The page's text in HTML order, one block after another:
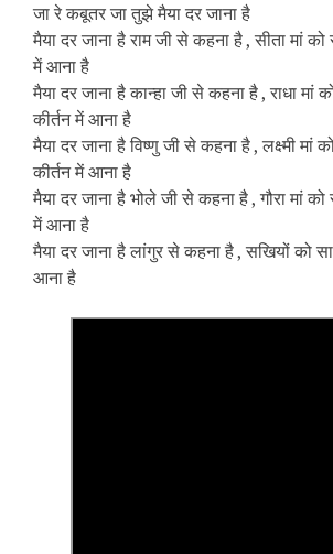
जा रे कबूतर जा तुझे मैया दर जाना है
मैया दर जाना है राम जी से कहना है , सीता मां
में आना है
मैया दर जाना है कान्हा जी से कहना है , राधा
कीर्तन में आना है
मैया दर जाना है विष्णु जी से कहना है , लक्ष्मी मां
कीर्तन में आना है
मैया दर जाना है भोले जी से कहना है , गौरा मां
में आना है
मैया दर जाना है लांगुर से कहना है , सखियों को
आना है